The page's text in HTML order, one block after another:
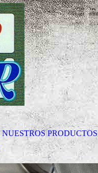
NUESTROS PRODUCTOS